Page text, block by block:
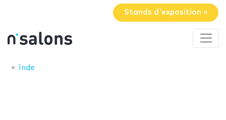
Stands d'exposition »
Inde